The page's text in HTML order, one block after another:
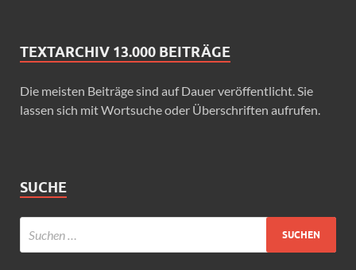
TEXTARCHIV 13.000 BEITRÄGE
Die meisten Beiträge sind auf Dauer veröffentlicht. Sie
lassen sich mit Wortsuche oder Überschriften aufrufen.
SUCHE